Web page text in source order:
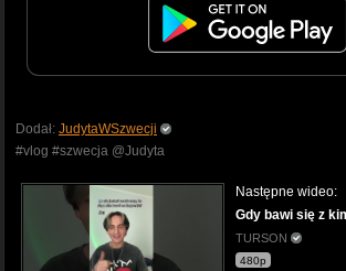
Dodał: JudytaWSzwecji
#vlog #szwecja @Judyta
Następne wideo:
Gdy bawi się z
TURSON
480p